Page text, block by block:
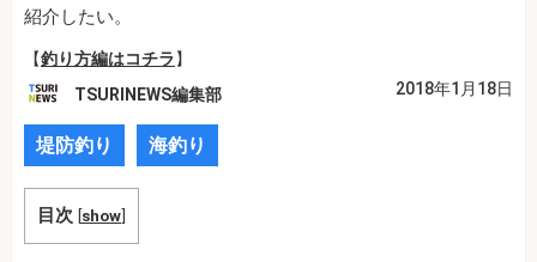
紹介したい。
【釣り方編はコチラ 】
TSURINEWS編集部
2018年1月18日
堤防釣り 海釣り
目次 [show]